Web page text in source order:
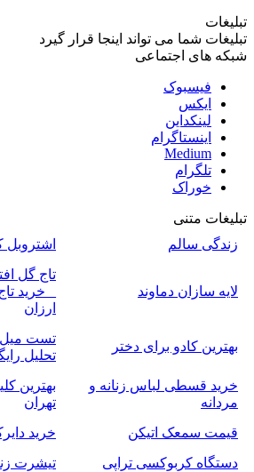
تبلیغات
تبلیغات شما می تواند اینجا قرار گیرد
شبکه های اجتماعی
فیسبوک
ایکس
لینکداین
اینستاگرام
Medium
تلگرام
خوراک
تبلیغات متنی
زندگی سالم
لایه سازان دماوند
تاج گل
_ خرید
ارزان
بهترین کادو برای دختر
تست
تحلیل
خرید قسطی لباس زنانه و
مردانه
بهترین
تهران
قیمت سمعک اتیکن
خرید
دستگاه کربوکسی تراپی
تیشرت